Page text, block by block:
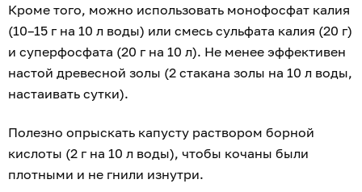
Кроме того, можно использовать монофосфат калия
(10–15 г на 10 л воды) или смесь сульфата калия (20 г)
и суперфосфата (20 г на 10 л). Не менее эффективен
настой древесной золы (2 стакана золы на 10 л воды,
настаивать сутки).
Полезно опрыскать капусту раствором борной
кислоты (2 г на 10 л воды), чтобы кочаны были
плотными и не гнили изнутри.